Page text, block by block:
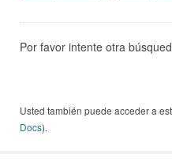
Por favor intente otra
Usted también puede acceder a
Docs).